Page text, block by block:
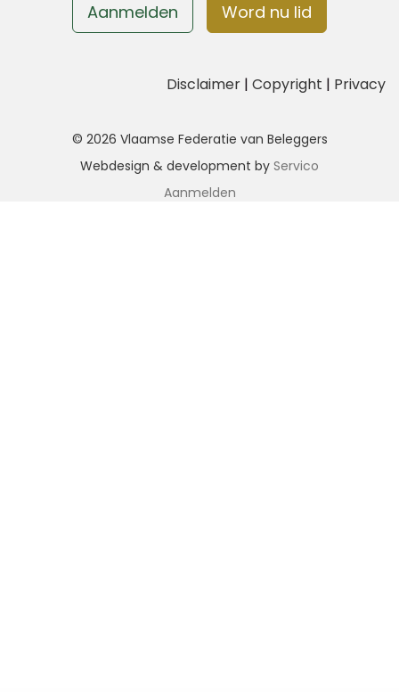
Aanmelden Word nu lid
Disclaimer | Copyright | Privacy
© 2026 Vlaamse Federatie van Beleggers
Webdesign & development by Servico
Aanmelden